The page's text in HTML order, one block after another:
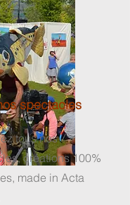
spectacles
tous nos
créations 100%
made in Acta